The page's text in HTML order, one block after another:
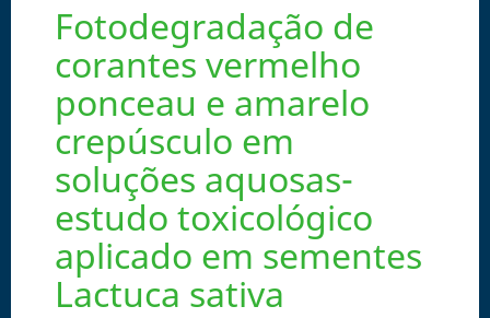
Fotodegradação de
corantes vermelho
ponceau e amarelo
crepúsculo em
soluções aquosas-
estudo toxicológico
aplicado em sementes
Lactuca sativa